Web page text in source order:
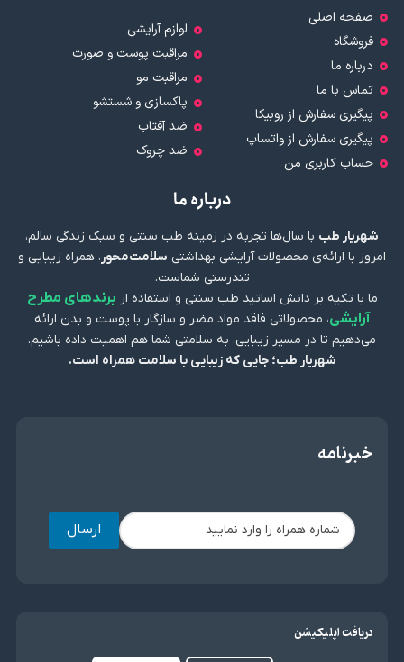
صفحه اصلی
فروشگاه
درباره ما
تماس با ما
پیگیری سفارش از روبیکا
پیگیری سفارش از واتساپ
حساب کاربری من
لوازم آرایشی
مراقبت پوست و صورت
مراقبت مو
پاکسازی و شستشو
ضد آفتاب
ضد چروک
درباره ما
شهریار طب با سال‌ها تجربه در زمینه طب سنتی و سبک زندگی سالم،
امروز با ارائه‌ی محصولات آرایشی بهداشتی سلامت‌محور، همراه زیبایی و
تندرستی شماست.
ما با تکیه بر دانش اساتید طب سنتی و استفاده از برندهای مطرح
آرایشی، محصولاتی فاقد مواد مضر و سازگار با پوست و بدن ارائه
می‌دهیم تا در مسیر زیبایی، به سلامتی شما هم اهمیت داده باشیم.
شهریار طب؛ جایی که زیبایی با سلامت همراه است.
خبرنامه
ارسال
دریافت اپلیکیشن